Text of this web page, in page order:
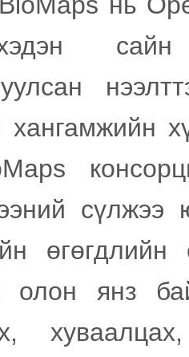
сайн
хангамжийн
олон янз